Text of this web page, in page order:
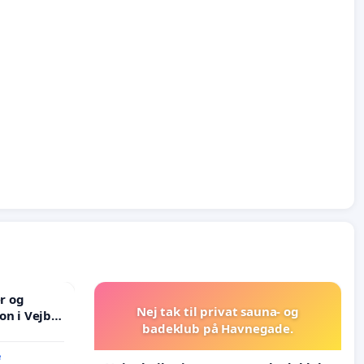
og
i Vejby
i
Nej tak til privat sauna- og
badeklub på Havnegade.